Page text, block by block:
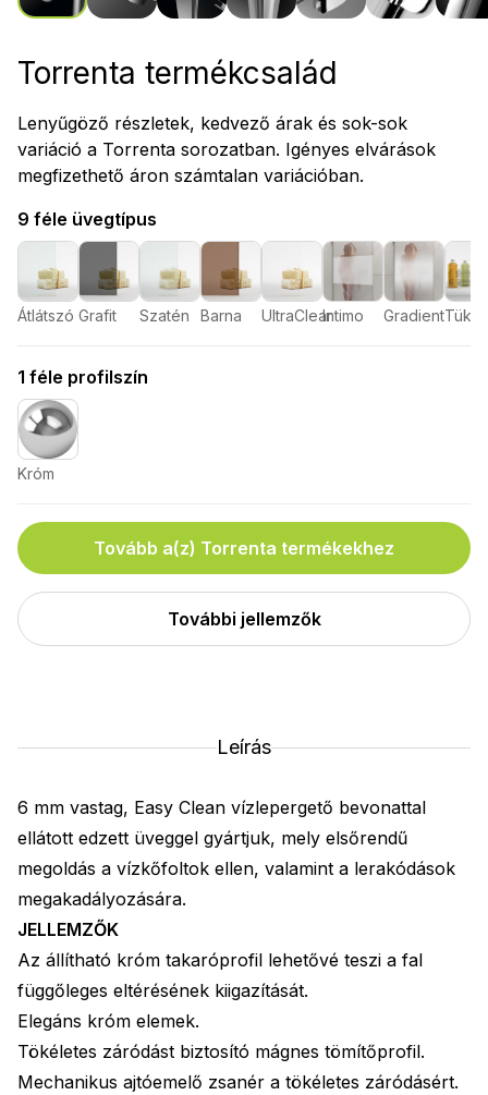
Torrenta termékcsalád
Lenyűgöző részletek, kedvező árak és sok-sok
variáció a Torrenta sorozatban. Igényes elvárások
megfizethető áron számtalan variációban.
9 féle üvegtípus
Átlátszó Grafit Szatén Barna UltraClearIntimo GradientTükör
1 féle profilszín
Króm
Tovább a(z) Torrenta termékekhez
További jellemzők
Leírás
6 mm vastag, Easy Clean vízlepergető bevonattal
ellátott edzett üveggel gyártjuk, mely elsőrendű
megoldás a vízkőfoltok ellen, valamint a lerakódások
megakadályozására.
JELLEMZŐK
Az állítható króm takaróprofil lehetővé teszi a fal
függőleges eltérésének kiigazítását.
Elegáns króm elemek.
Tökéletes záródást biztosító mágnes tömítőprofil.
Mechanikus ajtóemelő zsanér a tökéletes záródásért.